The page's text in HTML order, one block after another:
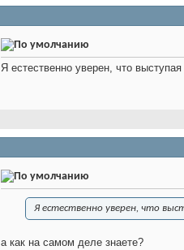
Я естественно уверен, что
Я естественно уверен, что
а как на самом деле знаете?